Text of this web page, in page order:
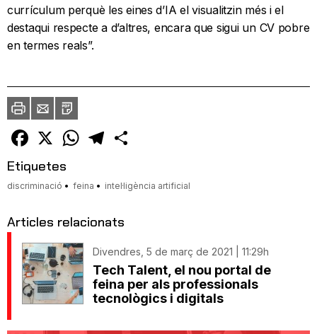
currículum perquè les eines d’IA el visualitzin més i el
destaqui respecte a d’altres, encara que sigui un CV pobre
en termes reals”.
ImprimirEnvia
un
amic
PDF
Facebook
X WhatsAppTelegram
Etiquetes
discriminació feina intel·ligència artificial
Articles relacionats
Divendres, 5 de març de 2021 | 11:29h
Tech Talent, el nou portal de
feina per als professionals
tecnològics i digitals